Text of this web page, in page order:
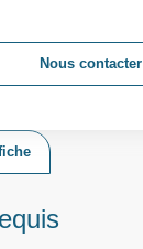
Nous contacter